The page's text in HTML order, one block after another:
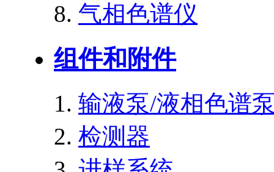
气相色谱仪
组件和附件
输液泵/液相色谱
检测器